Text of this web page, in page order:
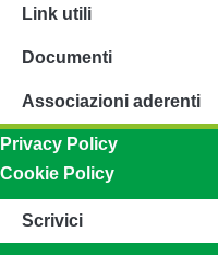
Link utili
Documenti
Associazioni aderenti
Privacy Policy
Cookie Policy
Scrivici